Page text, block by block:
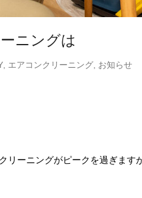
ニングは
エアコンクリーニング お知らせ
リーニングがピークを過ぎます